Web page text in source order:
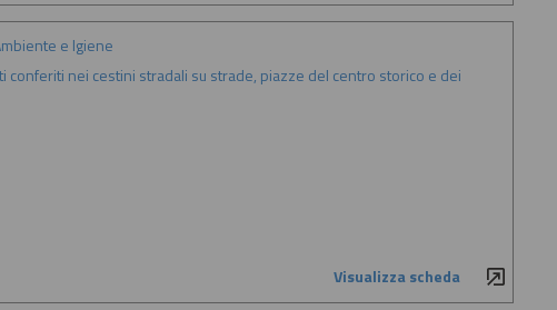
e Igiene
nei cestini stradali su strade, piazze del centro storico e dei
Visualizza scheda